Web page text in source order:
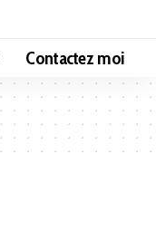
Contactez moi